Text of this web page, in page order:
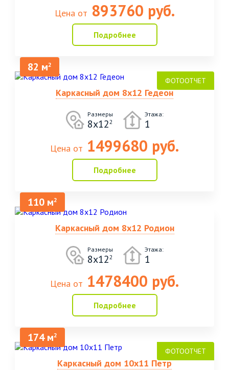
Цена от 893760 руб.
Подробнее
82 м2
Каркасный дом 8х12 Гедеон
Размеры
8х122
Этажа:
1
Цена от 1499680 руб.
Подробнее
110 м2
Каркасный дом 8х12 Родион
Размеры
8х122
Этажа:
1
Цена от 1478400 руб.
Подробнее
174 м2
Каркасный дом 10х11 Петр